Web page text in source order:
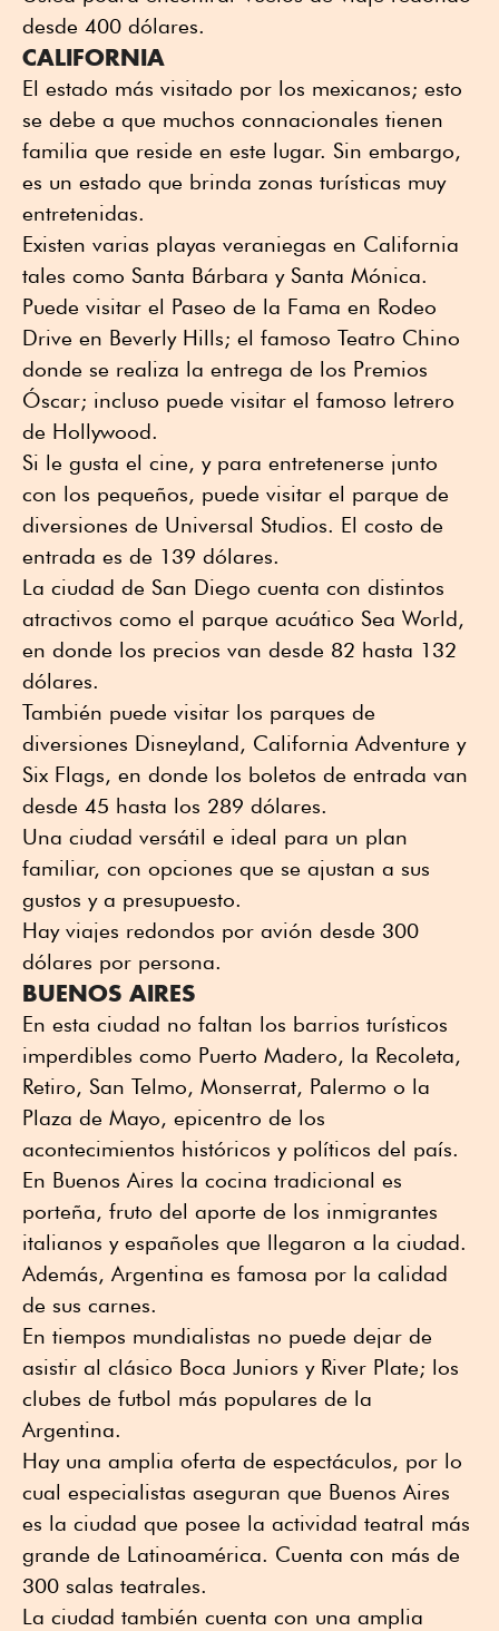
desde 400 dólares.
CALIFORNIA
El estado más visitado por los mexicanos; esto
se debe a que muchos connacionales tienen
familia que reside en este lugar. Sin embargo,
es un estado que brinda zonas turísticas muy
entretenidas.
Existen varias playas veraniegas en California
tales como Santa Bárbara y Santa Mónica.
Puede visitar el Paseo de la Fama en Rodeo
Drive en Beverly Hills; el famoso Teatro Chino
donde se realiza la entrega de los Premios
Óscar; incluso puede visitar el famoso letrero
de Hollywood.
Si le gusta el cine, y para entretenerse junto
con los pequeños, puede visitar el parque de
diversiones de Universal Studios. El costo de
entrada es de 139 dólares.
La ciudad de San Diego cuenta con distintos
atractivos como el parque acuático Sea World,
en donde los precios van desde 82 hasta 132
dólares.
También puede visitar los parques de
diversiones Disneyland, California Adventure y
Six Flags, en donde los boletos de entrada van
desde 45 hasta los 289 dólares.
Una ciudad versátil e ideal para un plan
familiar, con opciones que se ajustan a sus
gustos y a presupuesto.
Hay viajes redondos por avión desde 300
dólares por persona.
BUENOS AIRES
En esta ciudad no faltan los barrios turísticos
imperdibles como Puerto Madero, la Recoleta,
Retiro, San Telmo, Monserrat, Palermo o la
Plaza de Mayo, epicentro de los
acontecimientos históricos y políticos del país.
En Buenos Aires la cocina tradicional es
porteña, fruto del aporte de los inmigrantes
italianos y españoles que llegaron a la ciudad.
Además, Argentina es famosa por la calidad
de sus carnes.
En tiempos mundialistas no puede dejar de
asistir al clásico Boca Juniors y River Plate; los
clubes de futbol más populares de la
Argentina.
Hay una amplia oferta de espectáculos, por lo
cual especialistas aseguran que Buenos Aires
es la ciudad que posee la actividad teatral más
grande de Latinoamérica. Cuenta con más de
300 salas teatrales.
La ciudad también cuenta con una amplia